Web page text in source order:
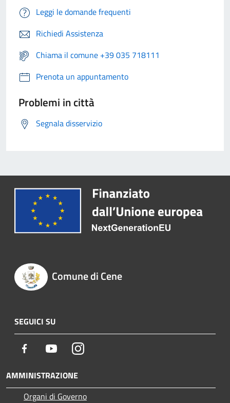
Leggi le domande frequenti
Richiedi Assistenza
Chiama il comune +39 035 718111
Prenota un appuntamento
Problemi in città
Segnala disservizio
Comune di Cene
SEGUICI SU
Facebook YoutubeInstagram
AMMINISTRAZIONE
Organi di Governo